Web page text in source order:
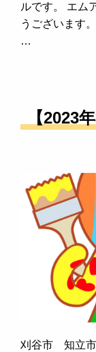
ルです。 エム
うございます
…
【2023
刈谷市 知立